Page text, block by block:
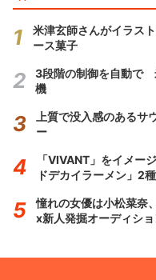
米津玄師さんがイラス
ース菓子
3段階の制御を自動で
機
上質で没入感のある
ー
「VIVANT」をイメ
ドデカイラーメン」2種
憧れの女優は小松菜
x新人発掘オーディシ